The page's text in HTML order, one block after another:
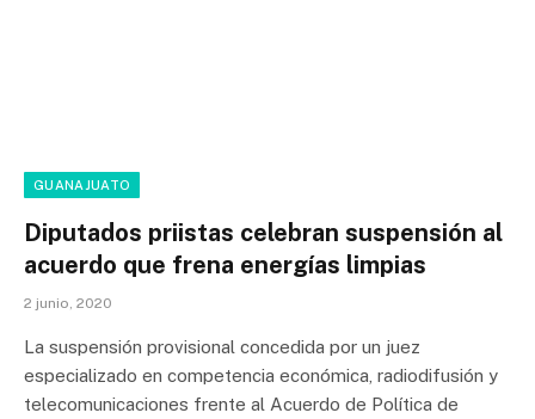
GUANAJUATO
Diputados priistas celebran suspensión al
acuerdo que frena energías limpias
2 junio, 2020
La suspensión provisional concedida por un juez
especializado en competencia económica, radiodifusión y
telecomunicaciones frente al Acuerdo de Política de